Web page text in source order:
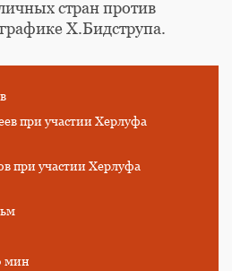
стран против
Х.Бидструпа.
при участии Херлуфа
при участии Херлуфа
мин